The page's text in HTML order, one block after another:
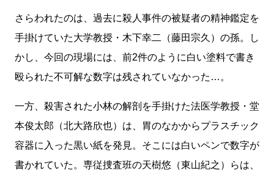
さらわれたのは、過去に殺人事件の被疑者の精神鑑定を
手掛けていた大学教授・木下幸二（藤田宗久）の孫。し
かし、今回の現場には、前2件のように白い塗料で書き
殴られた不可解な数字は残されていなかった…。
一方、殺害された小林の解剖を手掛けた法医学教授・堂
本俊太郎（北大路欣也）は、胃のなかからプラスチック
容器に入った黒い紙を発見。そこには白いペンで数字が
書かれていた。専従捜査班の天樹悠（東山紀之）らは、